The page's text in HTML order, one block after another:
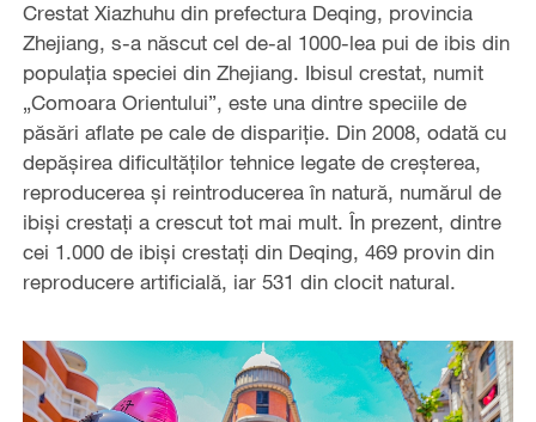
Crestat Xiazhuhu din prefectura Deqing, provincia
Zhejiang, s-a născut cel de-al 1000-lea pui de ibis din
populația speciei din Zhejiang. Ibisul crestat, numit
„Comoara Orientului”, este una dintre speciile de
păsări aflate pe cale de dispariție. Din 2008, odată cu
depășirea dificultăților tehnice legate de creșterea,
reproducerea și reintroducerea în natură, numărul de
ibiși crestați a crescut tot mai mult. În prezent, dintre
cei 1.000 de ibiși crestați din Deqing, 469 provin din
reproducere artificială, iar 531 din clocit natural.